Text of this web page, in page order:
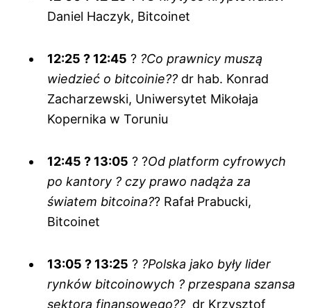
Daniel Haczyk, Bitcoinet
12:25 ? 12:45 ? ?Co prawnicy muszą
wiedzieć o bitcoinie?? dr hab. Konrad
Zacharzewski, Uniwersytet Mikołaja
Kopernika w Toruniu
12:45 ? 13:05 ? ?Od platform cyfrowych
po kantory ? czy prawo nadąża za
światem bitcoina?? Rafał Prabucki,
Bitcoinet
13:05 ? 13:25 ? ?Polska jako były lider
rynków bitcoinowych ? przespana szansa
sektora finansowego?? dr Krzysztof